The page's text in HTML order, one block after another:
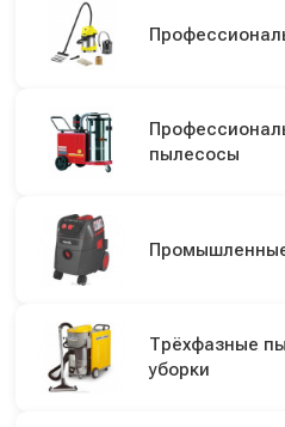
пылесосы
Трёхфазные
уборки